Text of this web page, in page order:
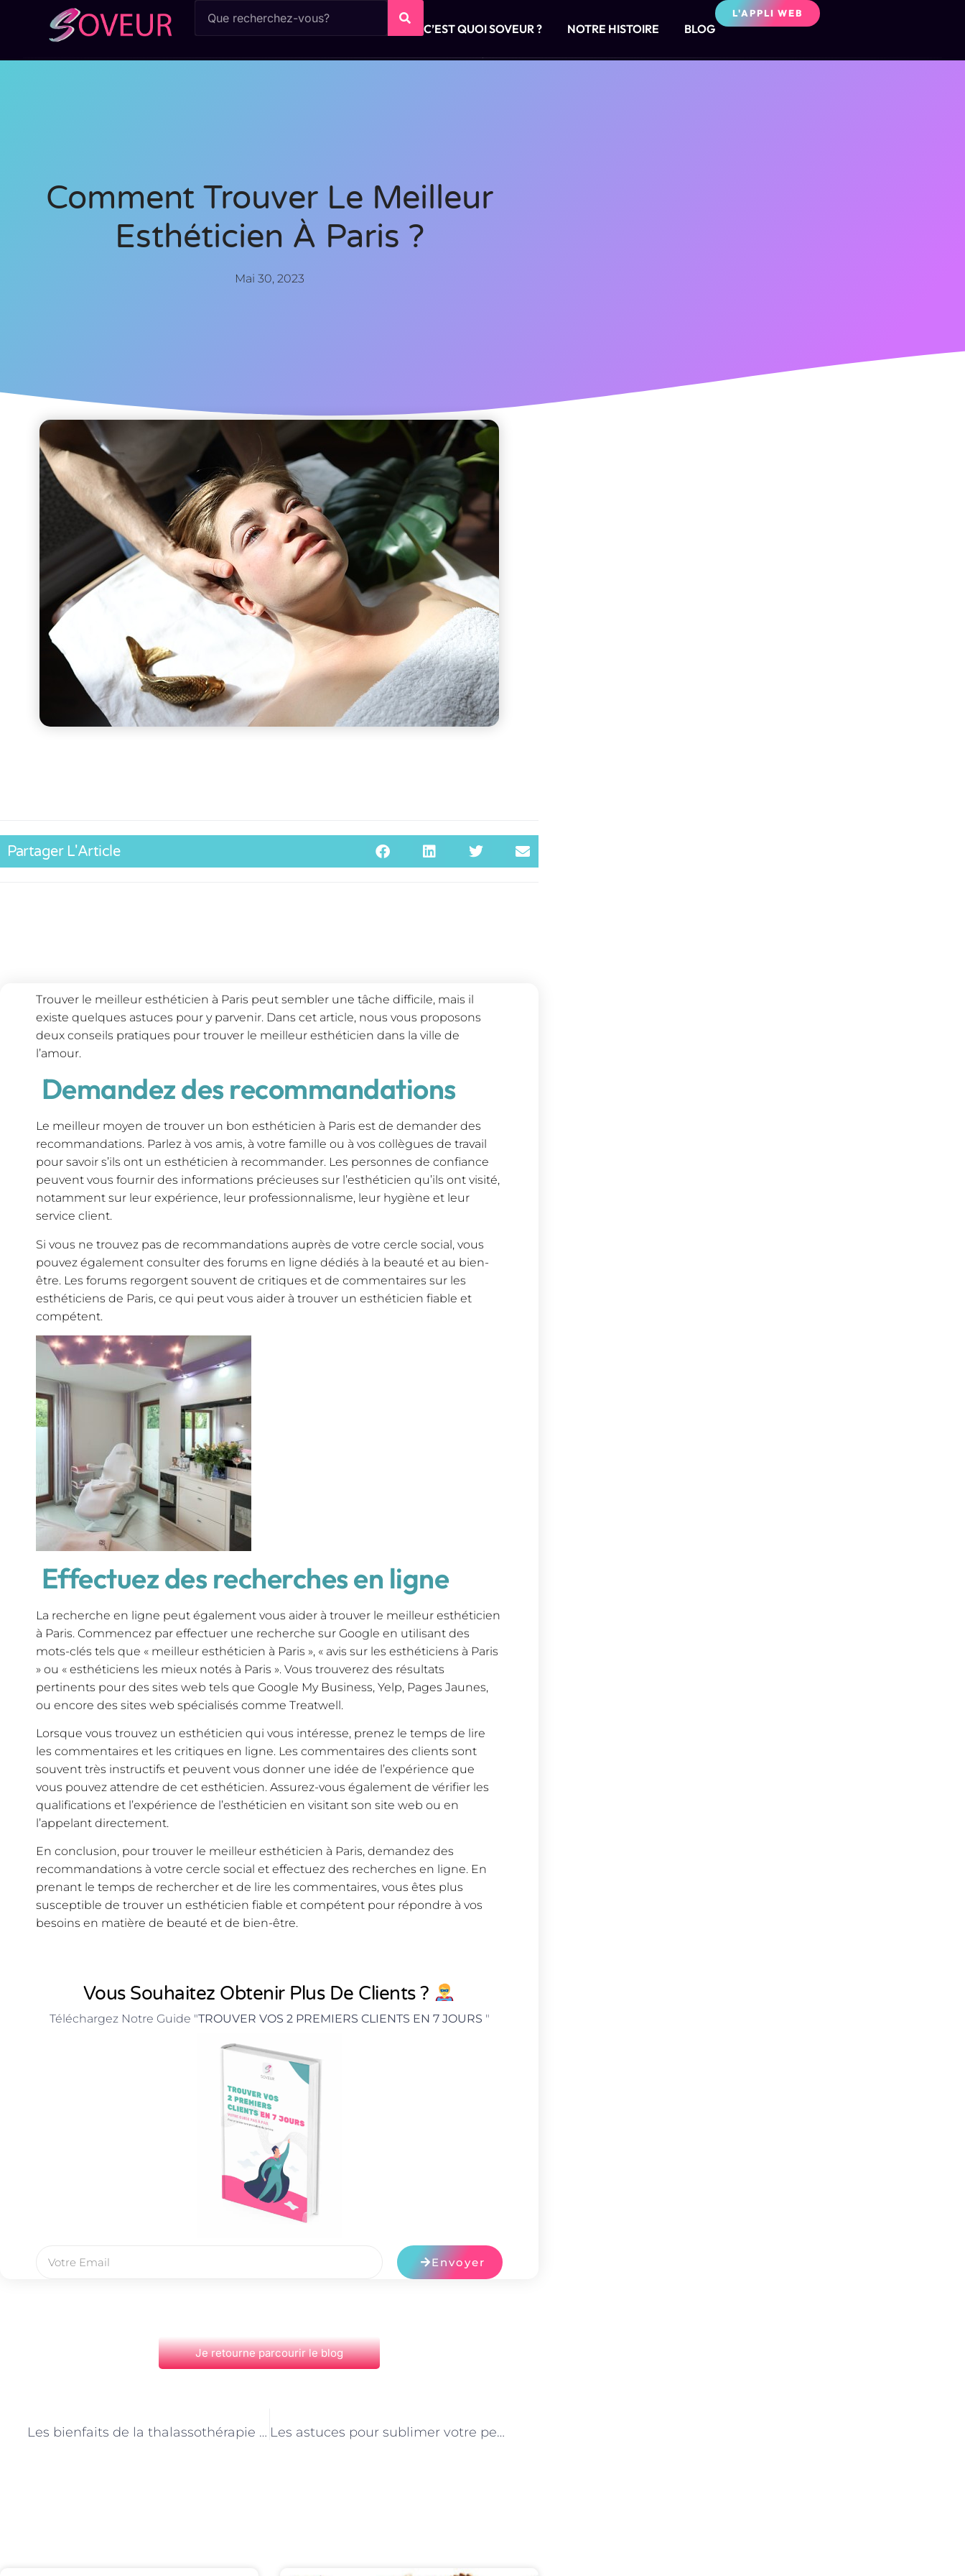
C’EST QUOI SOVEUR ? NOTRE HISTOIRE BLOG
L'APPLI WEB
Comment Trouver Le Meilleur
Esthéticien À Paris ?
Mai 30, 2023
Partager L'Article
Trouver le meilleur esthéticien à Paris peut sembler une tâche difficile, mais il
existe quelques astuces pour y parvenir. Dans cet article, nous vous proposons
deux conseils pratiques pour trouver le meilleur esthéticien dans la ville de
l’amour.
Demandez des recommandations
Le meilleur moyen de trouver un bon esthéticien à Paris est de demander des
recommandations. Parlez à vos amis, à votre famille ou à vos collègues de travail
pour savoir s’ils ont un esthéticien à recommander. Les personnes de confiance
peuvent vous fournir des informations précieuses sur l’esthéticien qu’ils ont visité,
notamment sur leur expérience, leur professionnalisme, leur hygiène et leur
service client.
Si vous ne trouvez pas de recommandations auprès de votre cercle social, vous
pouvez également consulter des forums en ligne dédiés à la beauté et au bien-
être. Les forums regorgent souvent de critiques et de commentaires sur les
esthéticiens de Paris, ce qui peut vous aider à trouver un esthéticien fiable et
compétent.
Effectuez des recherches en ligne
La recherche en ligne peut également vous aider à trouver le meilleur esthéticien
à Paris. Commencez par effectuer une recherche sur Google en utilisant des
mots-clés tels que « meilleur esthéticien à Paris », « avis sur les esthéticiens à Paris
» ou « esthéticiens les mieux notés à Paris ». Vous trouverez des résultats
pertinents pour des sites web tels que Google My Business, Yelp, Pages Jaunes,
ou encore des sites web spécialisés comme Treatwell.
Lorsque vous trouvez un esthéticien qui vous intéresse, prenez le temps de lire
les commentaires et les critiques en ligne. Les commentaires des clients sont
souvent très instructifs et peuvent vous donner une idée de l’expérience que
vous pouvez attendre de cet esthéticien. Assurez-vous également de vérifier les
qualifications et l’expérience de l’esthéticien en visitant son site web ou en
l’appelant directement.
En conclusion, pour trouver le meilleur esthéticien à Paris, demandez des
recommandations à votre cercle social et effectuez des recherches en ligne. En
prenant le temps de rechercher et de lire les commentaires, vous êtes plus
susceptible de trouver un esthéticien fiable et compétent pour répondre à vos
besoins en matière de beauté et de bien-être.
Vous Souhaitez Obtenir Plus De Clients ?
Téléchargez Notre Guide "TROUVER VOS 2 PREMIERS CLIENTS EN 7 JOURS "
Envoyer
Je retourne parcourir le blog
Les bienfaits de la thalassothérapie pour votre peau à Paris Les astuces pour sublimer votre peau avec des produits naturels à Paris